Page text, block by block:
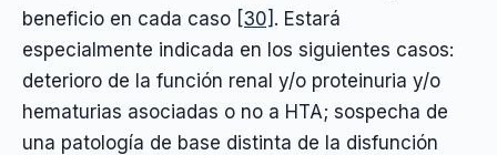
beneficio en cada caso [30] . Estará
especialmente indicada en los siguientes casos:
deterioro de la función renal y/o proteinuria y/o
hematurias asociadas o no a HTA; sospecha de
una patología de base distinta de la disfunción